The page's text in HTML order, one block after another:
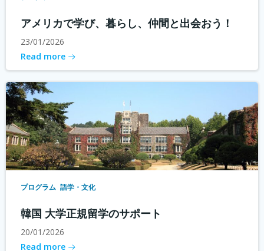
アメリカで学び、暮らし、仲間と出会おう！
23/01/2026
Read more
プログラム 語学・文化
韓国 大学正規留学のサポート
20/01/2026
Read more